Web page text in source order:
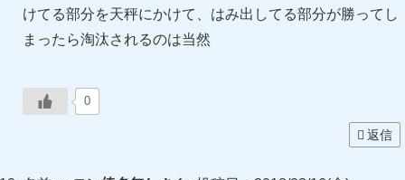
けてる部分を天秤にかけて、はみ出してる部分が勝ってし
まったら淘汰されるのは当然
0
返信